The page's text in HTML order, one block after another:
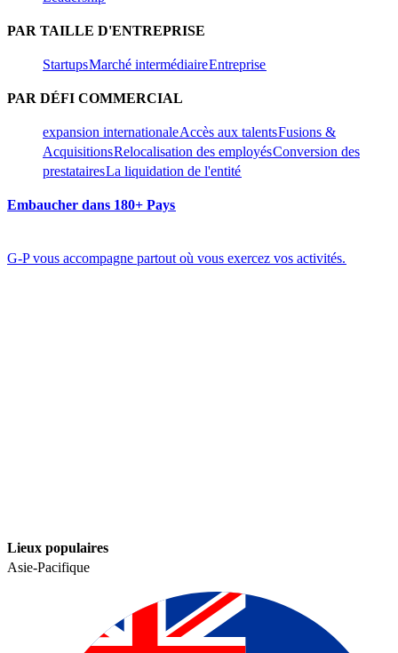
PAR TAILLE D'ENTREPRISE​​
Startups​​Marché intermédiaire​​Entreprise​​
PAR DÉFI COMMERCIAL​​
expansion internationale​​Accès aux talents​​Fusions &
Acquisitions​​Relocalisation des employés​​Conversion des
prestataires​​La liquidation de l'entité​​
Embaucher dans 180+ Pays​​
G-P vous accompagne partout où vous exercez vos activités.​​
Lieux populaires​​
Asie-Pacifique​​